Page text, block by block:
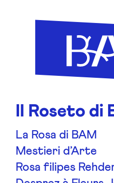
Il Roseto di
La Rosa di BAM
Mestieri d’Arte
Rosa filipes